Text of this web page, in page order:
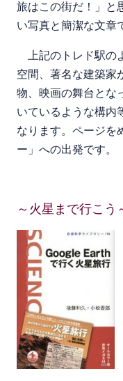
旅はこの街だ！」と
い写真と簡潔な文章
上記のトレド駅の
空間、著名な建築家
物、映画の舞台とな
いているような構内
なります。ページを
ー」への出発です。
～火星まで行こう